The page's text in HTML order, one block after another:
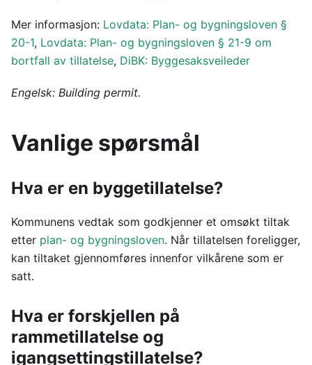
Mer informasjon: Lovdata: Plan- og bygningsloven §
20-1, Lovdata: Plan- og bygningsloven § 21-9 om
bortfall av tillatelse, DiBK: Byggesaksveileder
Engelsk: Building permit.
Vanlige spørsmål
Hva er en byggetillatelse?
Kommunens vedtak som godkjenner et omsøkt tiltak
etter plan- og bygningsloven. Når tillatelsen foreligger,
kan tiltaket gjennomføres innenfor vilkårene som er
satt.
Hva er forskjellen på
rammetillatelse og
igangsettingstillatelse?